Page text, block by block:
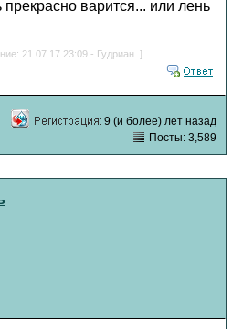
прекрасно варится... или лень
21.07.17 23:09 - Гудриан. ]
9 (и более) лет назад
Посты: 3,589